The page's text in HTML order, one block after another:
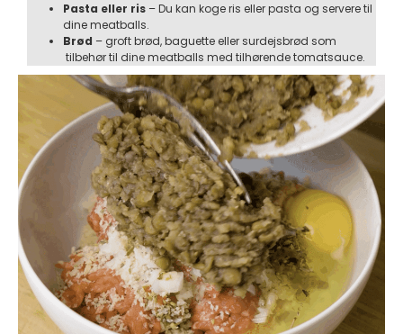
Pasta eller ris – Du kan koge ris eller pasta og servere til
dine meatballs.
Brød – groft brød, baguette eller surdejsbrød som
tilbehør til dine meatballs med tilhørende tomatsauce.